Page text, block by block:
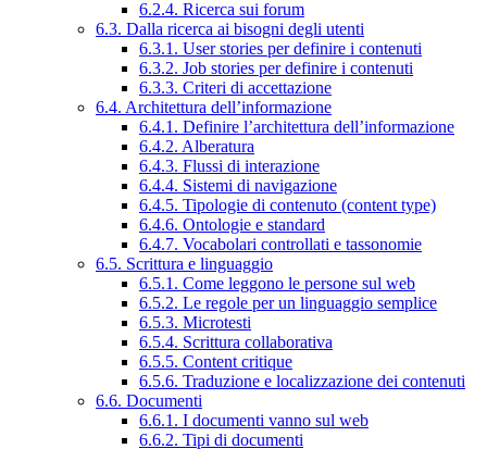
6.2.4. Ricerca sui forum
6.3. Dalla ricerca ai bisogni degli utenti
6.3.1. User stories per definire i contenuti
6.3.2. Job stories per definire i contenuti
6.3.3. Criteri di accettazione
6.4. Architettura dell’informazione
6.4.1. Definire l’architettura dell’informazione
6.4.2. Alberatura
6.4.3. Flussi di interazione
6.4.4. Sistemi di navigazione
6.4.5. Tipologie di contenuto (content type)
6.4.6. Ontologie e standard
6.4.7. Vocabolari controllati e tassonomie
6.5. Scrittura e linguaggio
6.5.1. Come leggono le persone sul web
6.5.2. Le regole per un linguaggio semplice
6.5.3. Microtesti
6.5.4. Scrittura collaborativa
6.5.5. Content critique
6.5.6. Traduzione e localizzazione dei contenuti
6.6. Documenti
6.6.1. I documenti vanno sul web
6.6.2. Tipi di documenti